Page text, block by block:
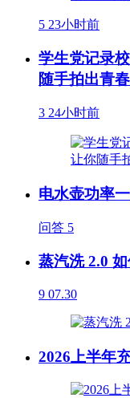
5 23小时前
学生党记录
随手拍出青
3 24小时前
电水壶功率
问答 5
蒸汽洗 2.0
9 07.30
2026上半年